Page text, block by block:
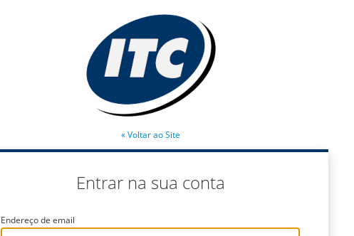
« Voltar ao Site
Entrar na sua conta
Endereço de email